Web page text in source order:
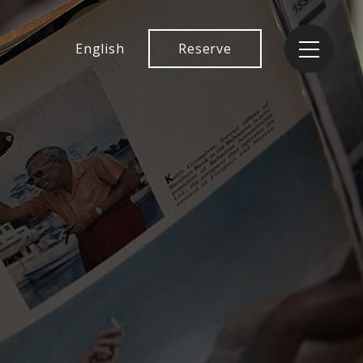
English Reserve